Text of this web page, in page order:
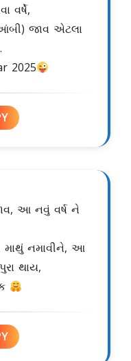
વર્ષે,
જાવ એટલા
2025
આ નવું વર્ષ ને
નમાવીને, આ
થાય,